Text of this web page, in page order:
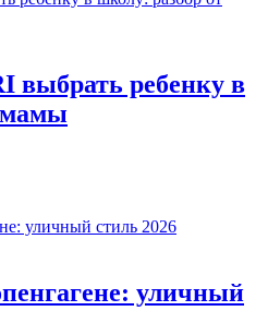
выбрать ребенку в
мамы
уличный